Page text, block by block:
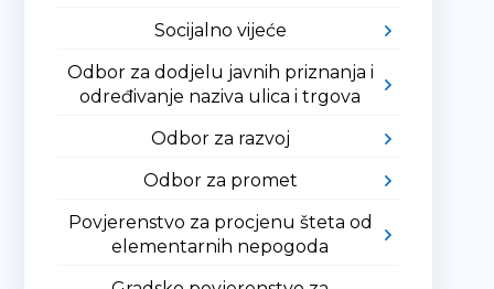
Socijalno vijeće
Odbor za dodjelu javnih priznanja i
određivanje naziva ulica i trgova
Odbor za razvoj
Odbor za promet
Povjerenstvo za procjenu šteta od
elementarnih nepogoda